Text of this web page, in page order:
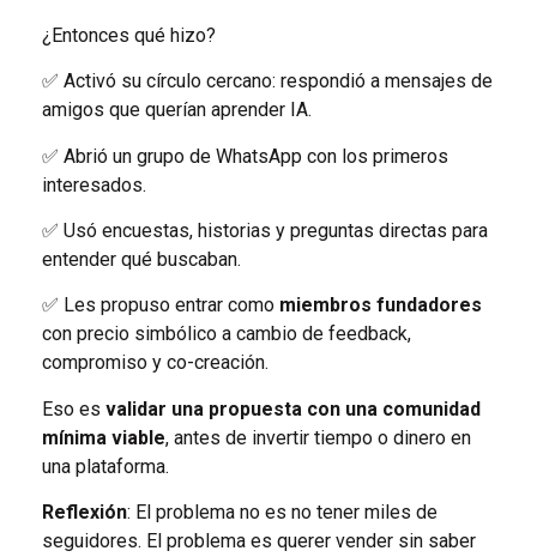
¿Entonces qué hizo?
✅ Activó su círculo cercano: respondió a mensajes de
amigos que querían aprender IA.
✅ Abrió un grupo de WhatsApp con los primeros
interesados.
✅ Usó encuestas, historias y preguntas directas para
entender qué buscaban.
✅ Les propuso entrar como miembros fundadores
con precio simbólico a cambio de feedback,
compromiso y co-creación.
Eso es validar una propuesta con una comunidad
mínima viable, antes de invertir tiempo o dinero en
una plataforma.
Reflexión: El problema no es no tener miles de
seguidores. El problema es querer vender sin saber